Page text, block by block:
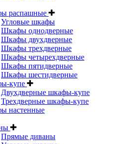
распашные
Угловые шкафы
Шкафы однодверные
Шкафы двухдверные
Шкафы трехдверные
Шкафы четырехдверные
Шкафы пятидверные
Шкафы шестидверные
купе
Двухдверные шкафы-купе
Трехдверные шкафы-купе
настенные
Прямые диваны